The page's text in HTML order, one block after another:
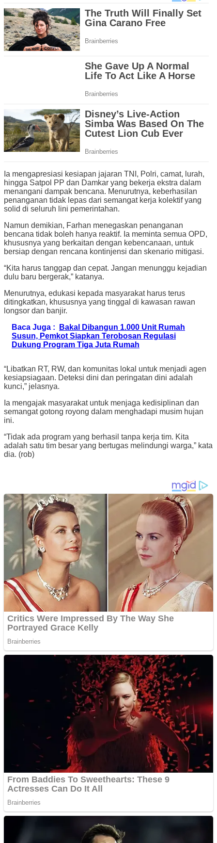
Ia mengapresiasi kesiapan jajaran TNI, Polri, camat, lurah,
hingga Satpol PP dan Damkar yang bekerja ekstra dalam
menangani dampak bencana. Menurutnya, keberhasilan
penanganan tidak lepas dari semangat kerja kolektif yang
solid di seluruh lini pemerintahan.
Namun demikian, Farhan menegaskan penanganan
bencana tidak boleh hanya reaktif. Ia meminta semua OPD,
khususnya yang berkaitan dengan kebencanaan, untuk
bersiap dengan rencana kontinjensi dan skenario mitigasi.
“Kita harus tanggap dan cepat. Jangan menunggu kejadian
dulu baru bergerak,” katanya.
Menurutnya, edukasi kepada masyarakat harus terus
ditingkatkan, khususnya yang tinggal di kawasan rawan
longsor dan banjir.
Baca Juga :
Bakal Dibangun 1.000 Unit Rumah
Susun, Pemkot Siapkan Terobosan Regulasi
Dukung Program Tiga Juta Rumah
“Libatkan RT, RW, dan komunitas lokal untuk menjadi agen
kesiapsiagaan. Deteksi dini dan peringatan dini adalah
kunci,” jelasnya.
Ia mengajak masyarakat untuk menjaga kedisiplinan dan
semangat gotong royong dalam menghadapi musim hujan
ini.
“Tidak ada program yang berhasil tanpa kerja tim. Kita
adalah satu tim besar yang bertugas melindungi warga,” kata
dia. (rob)